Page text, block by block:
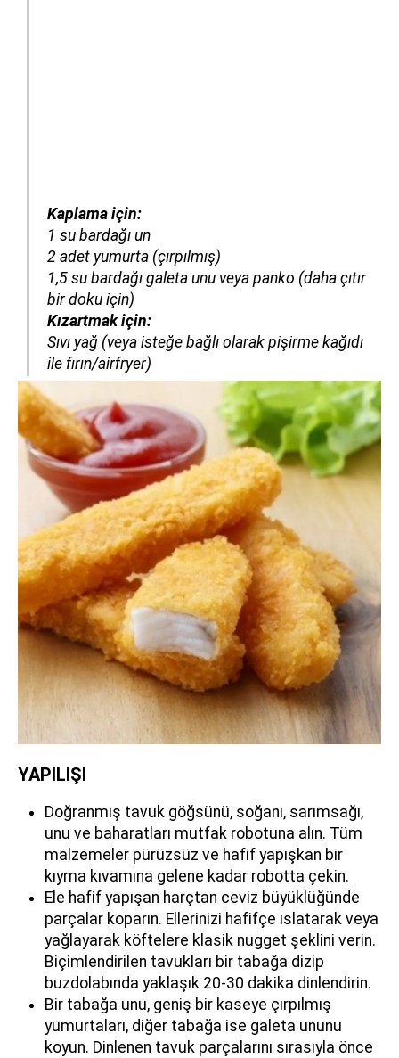
Kaplama için:
1 su bardağı un
2 adet yumurta (çırpılmış)
1,5 su bardağı galeta unu veya panko (daha çıtır
bir doku için)
Kızartmak için:
Sıvı yağ (veya isteğe bağlı olarak pişirme kağıdı
ile fırın/airfryer)
YAPILIŞI
Doğranmış tavuk göğsünü, soğanı, sarımsağı,
unu ve baharatları mutfak robotuna alın. Tüm
malzemeler pürüzsüz ve hafif yapışkan bir
kıyma kıvamına gelene kadar robotta çekin.
Ele hafif yapışan harçtan ceviz büyüklüğünde
parçalar koparın. Ellerinizi hafifçe ıslatarak veya
yağlayarak köftelere klasik nugget şeklini verin.
Biçimlendirilen tavukları bir tabağa dizip
buzdolabında yaklaşık 20-30 dakika dinlendirin.
Bir tabağa unu, geniş bir kaseye çırpılmış
yumurtaları, diğer tabağa ise galeta ununu
koyun. Dinlenen tavuk parçalarını sırasıyla önce